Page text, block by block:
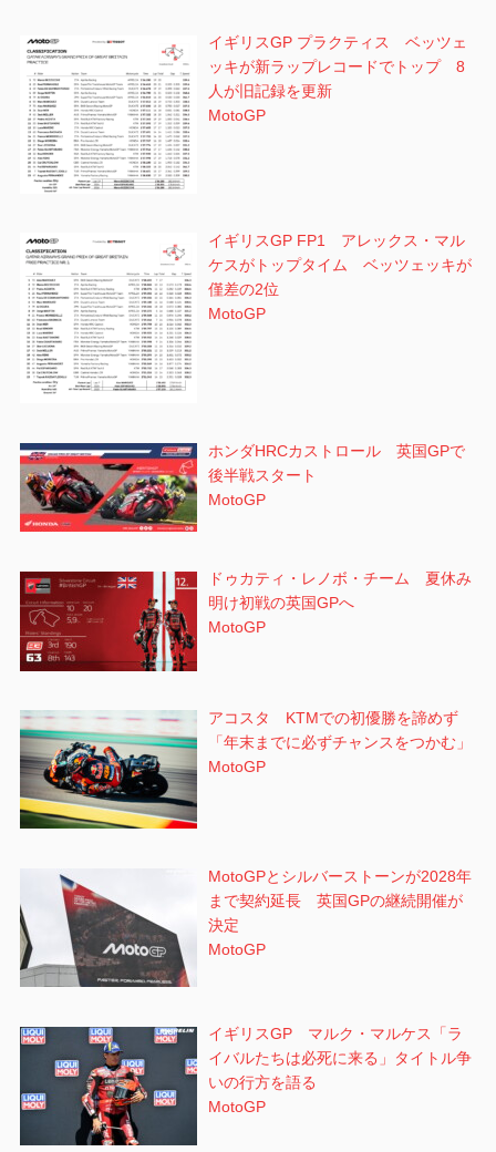
イギリスGP プラクティス ベッツェ
ッキが新ラップレコードでトップ 8
人が旧記録を更新
MotoGP
イギリスGP FP1 アレックス・マル
ケスがトップタイム ベッツェッキが
僅差の2位
MotoGP
ホンダHRCカストロール 英国GPで
後半戦スタート
MotoGP
ドゥカティ・レノボ・チーム 夏休み
明け初戦の英国GPへ
MotoGP
アコスタ KTMでの初優勝を諦めず
「年末までに必ずチャンスをつかむ」
MotoGP
MotoGPとシルバーストーンが2028年
まで契約延長 英国GPの継続開催が
決定
MotoGP
イギリスGP マルク・マルケス「ラ
イバルたちは必死に来る」タイトル争
いの行方を語る
MotoGP